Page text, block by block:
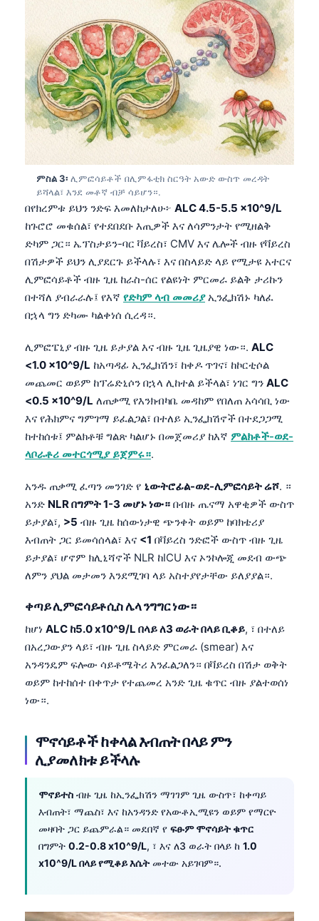
ምስል 3፡ ሊምፎሳይቶች በሊምፋቲክ ስርዓት አውድ ውስጥ መረዳት
ይሻላል፣ እንደ መቶኛ ብቻ ሳይሆን።.
በየክረምቱ ይህን ንድፍ እመለከታለሁ፦ ALC 4.5-5.5 x10^9/L
ከጉሮሮ መቁሰል፣ የተደበደቡ እጢዎች እና ለሳምንታት የሚዘልቅ
ድካም ጋር። ኤፕስታይን-ባር ቫይረስ፣ CMV እና ሌሎች ብዙ የቫይረስ
በሽታዎች ይህን ሊያደርጉ ይችላሉ፣ እና በስላይድ ላይ የሚታዩ አተርና
ሊምፎሳይቶች ብዙ ጊዜ ከራስ-ሰር የልዩነት ምርመራ ይልቅ ታሪኩን
በተሻለ ያብራራሉ፤ የእኛ የድካም ላብ መመሪያኢንፌክሽኑ ካለፈ
በኋላ ግን ድካሙ ካልቀነሰ ሲረዳ።.
ሊምፎፔኒያ ብዙ ጊዜ ይታያል እና ብዙ ጊዜ ጊዜያዊ ነው።. ALC
<1.0 x10^9/L ከአጣዳፊ ኢንፌክሽን፣ ከቀዶ ጥገና፣ ከኮርቲሶል
መጨመር ወይም ከፕሬድኒሶን በኋላ ሊከተል ይችላል፣ ነገር ግን ALC
<0.5 x10^9/L ለጠቃሚ የእንክብካቤ መዳከም የበለጠ አሳሳቢ ነው
እና የሕክምና ግምገማ ይፈልጋል፣ በተለይ ኢንፌክሽኖች በተደጋጋሚ
ከተከሰቱ፤ ምልክቶቹ ግልጽ ካልሆኑ በመጀመሪያ ከእኛ ምልክቶች-ወደ-
ላቦራቶሪ መተርጎሚያ ይጀምሩ።.
አንዱ ጠቃሚ ፈጣን መንገድ የ ኒውትሮፊል-ወደ-ሊምፎሳይት ሬሾ. ።
አንድ NLR በግምት 1-3 መሆኑ ነው። በብዙ ጤናማ አዋቂዎች ውስጥ
ይታያል፣, >5 ብዙ ጊዜ ከሰውነታዊ ጭንቀት ወይም ከባክቴሪያ
እብጠት ጋር ይመሳሰላል፣ እና <1 በቫይረስ ንድፎች ውስጥ ብዙ ጊዜ
ይታያል፣ ሆኖም ክሊኒሻኖች NLR ከICU እና ኦንኮሎጂ መደብ ውጭ
ለምን ያህል መታመን እንደሚገባ ላይ አስተያየታቸው ይለያያል።.
ቀጣይ ሊምፎሳይቶሲስ ሌላ ንግግር ነው።
ከሆነ ALC ከ5.0 x10^9/L በላይ ለ3 ወራት በላይ ቢቆይ, ፣ በተለይ
በአረጋውያን ላይ፣ ብዙ ጊዜ ስላይድ ምርመራ (smear) እና
አንዳንዴም ፍሎው ሳይቶሜትሪ እንፈልጋለን። በቫይረስ በሽታ ወቅት
ወይም ከተከሰተ በቀጥታ የተጨመረ አንድ ጊዜ ቁጥር ብዙ ያልተወሰነ
ነው።.
ሞኖሳይቶች ከቀላል እብጠት በላይ ምን
ሊያመለክቱ ይችላሉ
ሞኖይተስ ብዙ ጊዜ ከኢንፌክሽን ማገገም ጊዜ ውስጥ፣ ከቀጣይ
እብጠት፣ ማጨስ፣ እና ከአንዳንድ የአውቶኢሚዩን ወይም የማርዮ
መዛባት ጋር ይጨምራል። መደበኛ የ ፍፁም ሞኖሳይት ቁጥር
በግምት 0.2-0.8 x10^9/L, ፣ እና ለ3 ወራት በላይ ከ 1.0
x10^9/L በላይ የሚቆይ እሴትመተው አይገባም።.